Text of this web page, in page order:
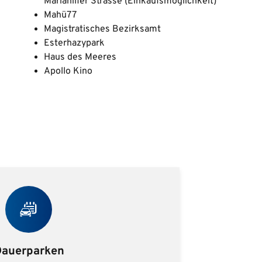
Mahü77
Magistratisches Bezirksamt
Esterhazypark
Haus des Meeres
Apollo Kino